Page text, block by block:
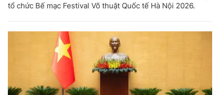
tổ chức Bế mạc Festival Võ thuật Quốc tế Hà Nội 2026.